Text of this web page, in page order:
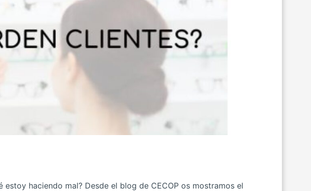
haciendo mal? Desde el blog de CECOP os mostramos el